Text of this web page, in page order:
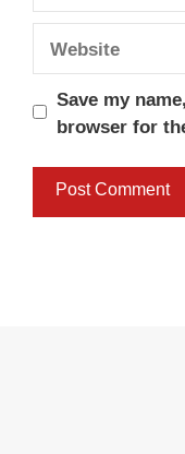
Website
Save my
browser for